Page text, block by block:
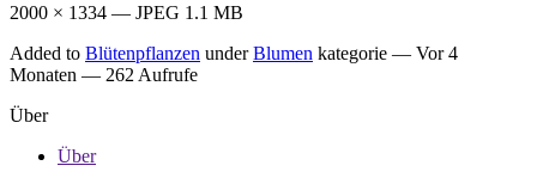
2000 × 1334 — JPEG 1.1 MB
Added to Blütenpflanzen underBlumen kategorie — Vor 4
Monaten — 262 Aufrufe
Über
Über